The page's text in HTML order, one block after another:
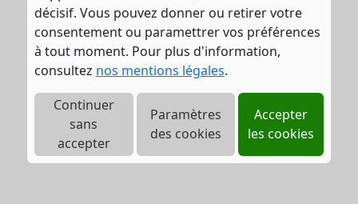
décisif. Vous pouvez donner ou retirer votre
consentement ou paramettrer vos préférences
à tout moment. Pour plus d'information,
consultez nos mentions légales.
Continuer
sans
accepter
Paramètres
des cookies
Accepter
les cookies